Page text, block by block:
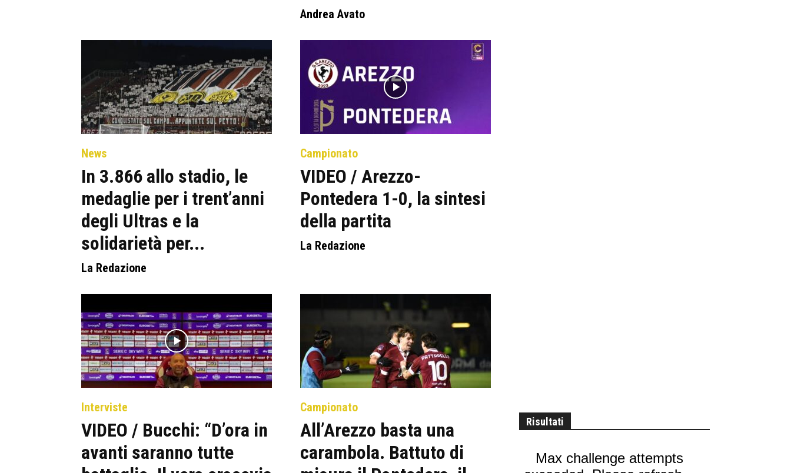
Andrea Avato
News
In 3.866 allo stadio, le
medaglie per i trent’anni
degli Ultras e la
solidarietà per...
La Redazione
Campionato
VIDEO / Arezzo-
Pontedera 1-0, la sintesi
della partita
La Redazione
Interviste
VIDEO / Bucchi: “D’ora in
avanti saranno tutte
Campionato
All’Arezzo basta una
carambola. Battuto di
Risultati